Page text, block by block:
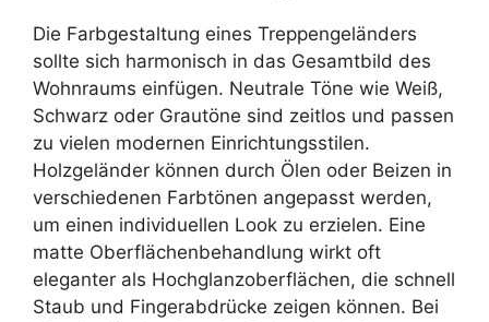
Die Farbgestaltung eines Treppengeländers
sollte sich harmonisch in das Gesamtbild des
Wohnraums einfügen. Neutrale Töne wie Weiß,
Schwarz oder Grautöne sind zeitlos und passen
zu vielen modernen Einrichtungsstilen.
Holzgeländer können durch Ölen oder Beizen in
verschiedenen Farbtönen angepasst werden,
um einen individuellen Look zu erzielen. Eine
matte Oberflächenbehandlung wirkt oft
eleganter als Hochglanzoberflächen, die schnell
Staub und Fingerabdrücke zeigen können. Bei